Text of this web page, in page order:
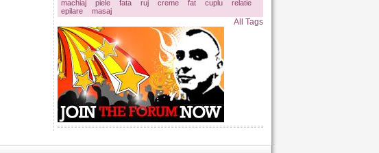
machiaj
piele fata ruj creme fat cuplu
relatie
epilare
masaj
All Tags